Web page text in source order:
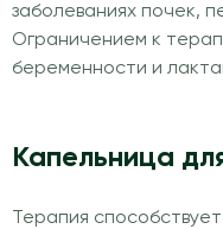
заболеваниях почек,
Ограничением к
беременности и
Капельница
Терапия